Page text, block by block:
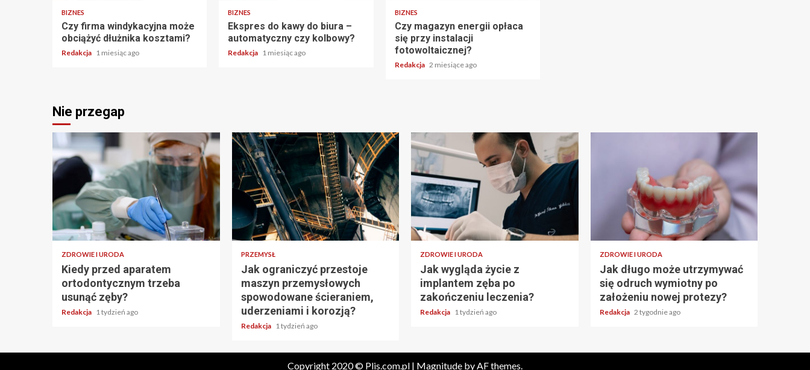
BIZNES
Czy firma windykacyjna może
obciążyć dłużnika kosztami?
Redakcja 1 miesiąc ago
BIZNES
Ekspres do kawy do biura –
automatyczny czy kolbowy?
Redakcja 1 miesiąc ago
BIZNES
Czy magazyn energii opłaca
się przy instalacji
fotowoltaicznej?
Redakcja 2 miesiące ago
Nie przegap
ZDROWIE I URODA
Kiedy przed aparatem
ortodontycznym trzeba
usunąć zęby?
Redakcja 1 tydzień ago
PRZEMYSŁ
Jak ograniczyć przestoje
maszyn przemysłowych
spowodowane ścieraniem,
uderzeniami i korozją?
Redakcja 1 tydzień ago
ZDROWIE I URODA
Jak wygląda życie z
implantem zęba po
zakończeniu leczenia?
Redakcja 1 tydzień ago
ZDROWIE I URODA
Jak długo może utrzymywać
się odruch wymiotny po
założeniu nowej protezy?
Redakcja 2 tygodnie ago
Copyright 2020 © Plis.com.pl | Magnitude by AF themes.